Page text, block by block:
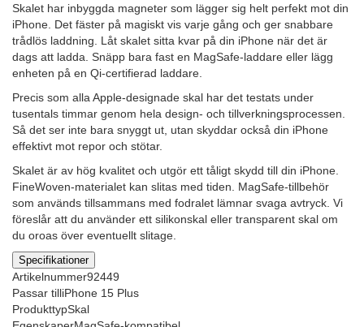
Skalet har inbyggda magneter som lägger sig helt perfekt mot din
iPhone. Det fäster på magiskt vis varje gång och ger snabbare
trådlös laddning. Låt skalet sitta kvar på din iPhone när det är
dags att ladda. Snäpp bara fast en MagSafe-laddare eller lägg
enheten på en Qi-certifierad laddare.
Precis som alla Apple-designade skal har det testats under
tusentals timmar genom hela design- och tillverkningsprocessen.
Så det ser inte bara snyggt ut, utan skyddar också din iPhone
effektivt mot repor och stötar.
Skalet är av hög kvalitet och utgör ett tåligt skydd till din iPhone.
FineWoven-materialet kan slitas med tiden. MagSafe-tillbehör
som används tillsammans med fodralet lämnar svaga avtryck. Vi
föreslår att du använder ett silikonskal eller transparent skal om
du oroas över eventuellt slitage.
Specifikationer
Artikelnummer92449
Passar tilliPhone 15 Plus
ProdukttypSkal